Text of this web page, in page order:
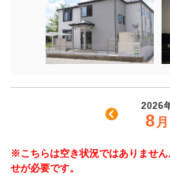
2026
8 月
※こちらは空き状況ではありませ
せが必要です。